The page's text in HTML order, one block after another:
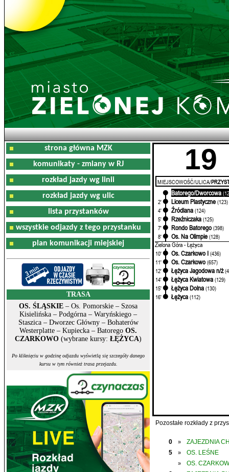
strona główna MZK
komunikaty - zmiany w RJ
rozkład jazdy wg linii
rozkład jazdy wg ulic
lista przystanków
wszystkie odjazdy z tego przystanku
plan komunikacji miejskiej
TRASA
OS. ŚLĄSKIE – Os. Pomorskie – Szosa
Kisielińska – Podgórna – Waryńskiego –
Staszica – Dworzec Główny – Bohaterów
Westerplatte – Kupiecka – Batorego OS.
CZARKOWO (wybrane kursy: ŁĘŻYCA)
Po kliknięciu w godzinę odjazdu wyświetlą się szczegóły danego
kursu w tym również trasa przejazdu.
19
MIEJSCOWOŚĆ/ULICA/
Batorego/Dworcowa
2'
Liceum Plastyczne (123)
4'
Źródlana (124)
5'
Rzeźniczaka (125)
7'
Rondo Batorego (398)
8'
Os. Na Olimpie (128)
Zielona Góra - Łężyca
10' Os. Czarkowo I (436)
11'
Os. Czarkowo (657)
12'
Łężyca Jagodowa n/ż
14'
Łężyca Kwiatowa (129)
15'
Łężyca Dolna (130)
16'
Łężyca (112)
Pozostałe rozkłady z
0 »
ZAJEZDNIA
5
» OS. LEŚNE
»
OS.